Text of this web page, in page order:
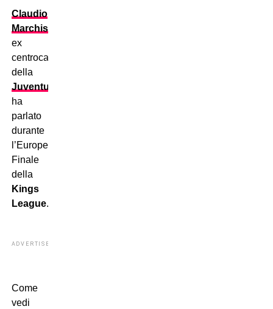
Claudio
Marchisio
ex
centrocampista
della
Juventus
ha
parlato
durante
l’European
Finale
della
Kings
League.
ADVERTISEMENT
Come
vedi